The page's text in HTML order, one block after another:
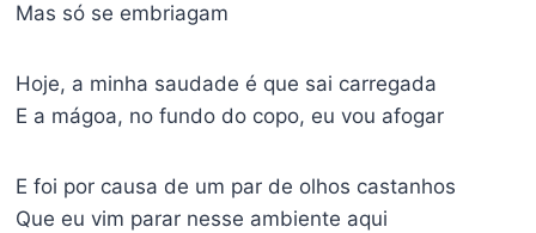
Mas só se embriagam
Hoje, a minha saudade é que sai carregada
E a mágoa, no fundo do copo, eu vou afogar
E foi por causa de um par de olhos castanhos
Que eu vim parar nesse ambiente aqui